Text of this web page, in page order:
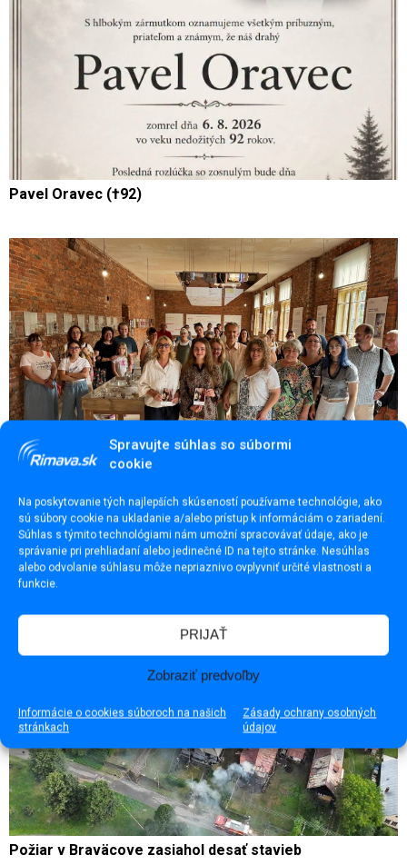
Spravujte súhlas so súbormi
cookie
Na poskytovanie tých najlepších skúseností používame technológie, ako
sú súbory cookie na ukladanie a/alebo prístup k informáciám o zariadení.
Súhlas s týmito technológiami nám umožní spracovávať údaje, ako je
správanie pri prehliadaní alebo jedinečné ID na tejto stránke. Nesúhlas
alebo odvolanie súhlasu môže nepriaznivo ovplyvniť určité vlastnosti a
funkcie.
PRIJAŤ
Zobraziť predvoľby
Informácie o cookies súboroch na našich
stránkach
Zásady ochrany osobných
údajov
Pavel Oravec (†92)
Stará škola opäť prepája sklársku minulosť so
súčasnosťou￼
Požiar v Braväcove zasiahol desať stavieb